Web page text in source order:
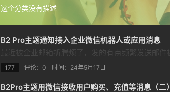
这个分类没有描述
B2 Pro主题通知接入企业微信机器人或应用消息
177 评论：0 时间： 24年5月17日
B2Pro主题用微信接收用户购买、充值等消息（二）